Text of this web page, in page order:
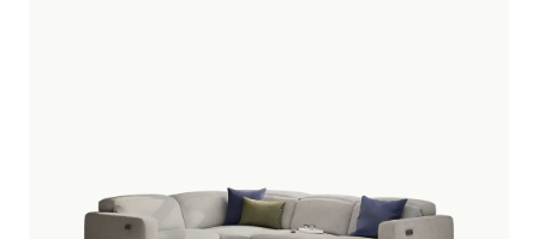
Contact